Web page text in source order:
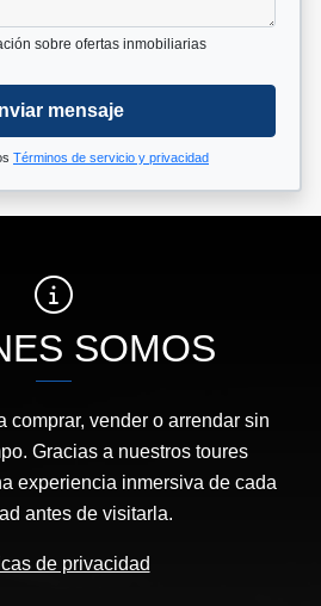
sobre ofertas inmobiliarias
mensaje
Términos de servicio y privacidad
SOMOS
comprar, vender o arrendar sin
Gracias a nuestros toures
experiencia inmersiva de cada
antes de visitarla.
de privacidad